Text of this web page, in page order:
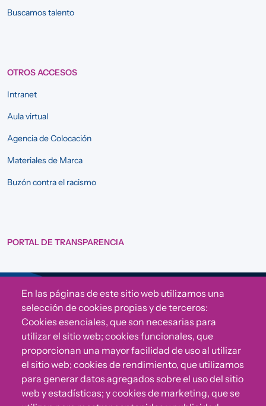
Buscamos talento
OTROS ACCESOS
Intranet
Aula virtual
Agencia de Colocación
Materiales de Marca
Buzón contra el racismo
PORTAL DE TRANSPARENCIA
Sigue a Comunidad CONVIVE
En las páginas de este sitio web utilizamos una
selección de cookies propias y de terceros:
Cookies esenciales, que son necesarias para
utilizar el sitio web; cookies funcionales, que
proporcionan una mayor facilidad de uso al utilizar
el sitio web; cookies de rendimiento, que utilizamos
para generar datos agregados sobre el uso del sitio
web y estadísticas; y cookies de marketing, que se